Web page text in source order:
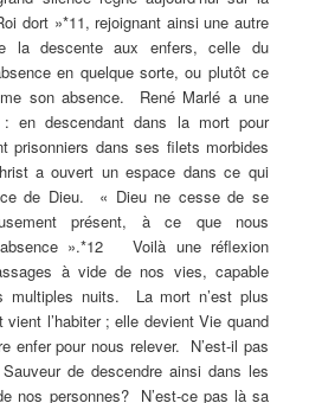
dort »*11, rejoignant ainsi une autre
la descente aux enfers, celle du
en quelque sorte, ou plutôt ce
son absence. René Marlé a une
en descendant dans la mort pour
prisonniers dans ses filets morbides
a ouvert un espace dans ce qui
de Dieu. « Dieu ne cesse de se
présent, à ce que nous
».*12 Voilà une réflexion
à vide de nos vies, capable
multiples nuits. La mort n’est plus
l’habiter ; elle devient Vie quand
enfer pour nous relever. N’est-il pas
de descendre ainsi dans les
nos personnes? N’est-ce pas là sa